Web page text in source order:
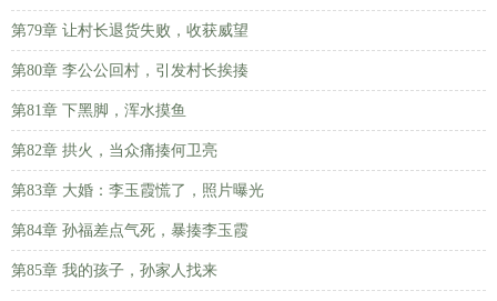
第79章 让村长退货失败，收获威望
第80章 李公公回村，引发村长挨揍
第81章 下黑脚，浑水摸鱼
第82章 拱火，当众痛揍何卫亮
第83章 大婚：李玉霞慌了，照片曝光
第84章 孙福差点气死，暴揍李玉霞
第85章 我的孩子，孙家人找来